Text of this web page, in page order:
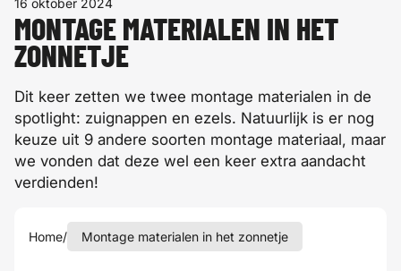
16 oktober 2024
MONTAGE MATERIALEN IN HET
ZONNETJE
Dit keer zetten we twee montage materialen in de
spotlight: zuignappen en ezels. Natuurlijk is er nog
keuze uit 9 andere soorten montage materiaal, maar
we vonden dat deze wel een keer extra aandacht
verdienden!
Home/ Montage materialen in het zonnetje